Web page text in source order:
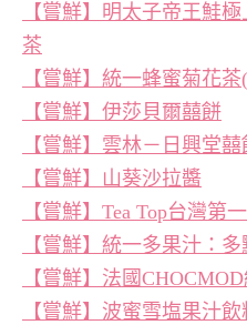
【嘗鮮】明太子帝王鮭
茶
【嘗鮮】統一蜂蜜菊花
【嘗鮮】伊莎貝爾囍餅
【嘗鮮】雲林－日興堂囍
【嘗鮮】山葵沙拉醬
【嘗鮮】Tea Top台灣第
【嘗鮮】統一多果汁：
【嘗鮮】法國
【嘗鮮】波蜜雪塩果汁